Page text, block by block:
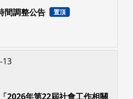
間調整公告 置頂
13
2026年第22屆社會工作相關